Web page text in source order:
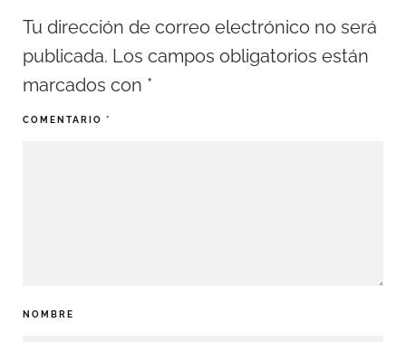
Tu dirección de correo electrónico no será
publicada. Los campos obligatorios están
marcados con *
COMENTARIO *
NOMBRE